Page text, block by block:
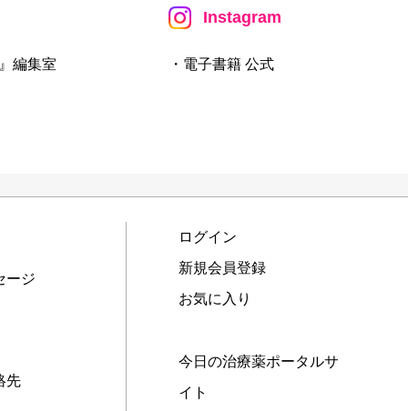
編集室
Instagram
・電子書籍 公式
ージ
先
ログイン
新規会員登録
お気に入り
今日の治療薬ポータルサ
イト